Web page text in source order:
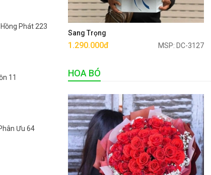
Sang Trọng
1.290.000đ MSP: DC-3127
Mua ngay
HOA BÓ
Phát 223
11
Ưu 64